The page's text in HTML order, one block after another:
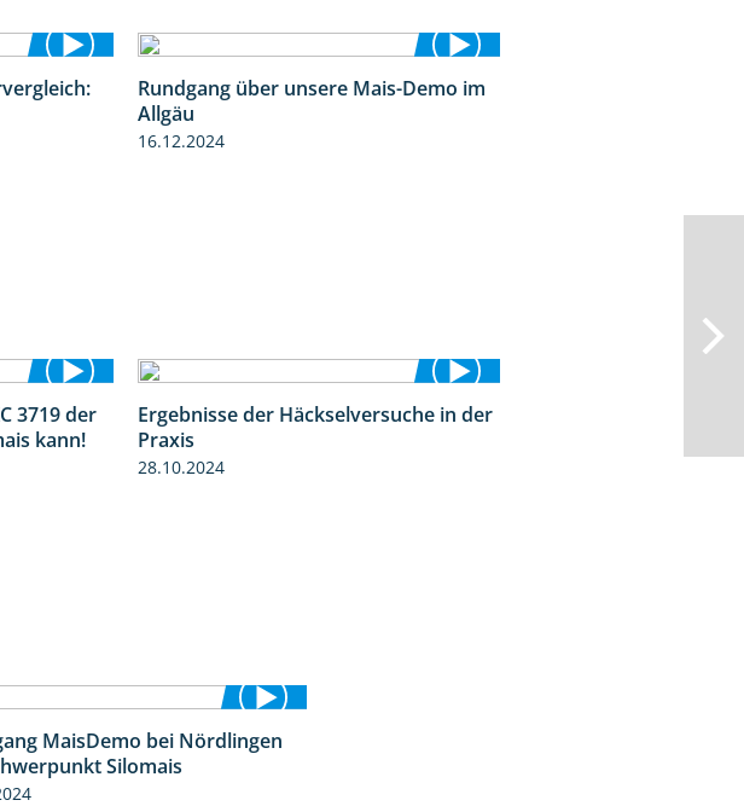
1:41 9:08
Rundgang über unsere Mais-Demo im
Allgäu
16.12.2024
1:43
3719 der
kann!
5:16
Ergebnisse der Häckselversuche in der
Praxis
28.10.2024
10:51
MaisDemo bei Nördlingen
Silomais